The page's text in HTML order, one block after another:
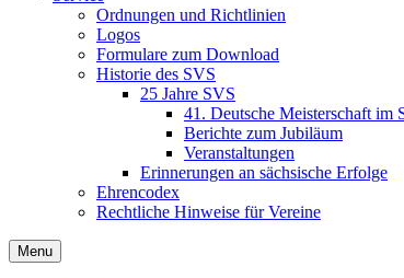
Ordnungen und Richtlinien
Logos
Formulare zum Download
Historie des SVS
25 Jahre SVS
41. Deutsche Meisterschaft im
Berichte zum Jubiläum
Veranstaltungen
Erinnerungen an sächsische Erfolge
Ehrencodex
Rechtliche Hinweise für Vereine
Menu